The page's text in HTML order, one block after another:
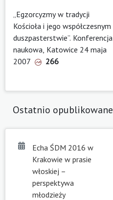
„Egzorcyzmy w tradycji
Kościoła i jego współczesnym
duszpasterstwie”. Konferencja
naukowa, Katowice 24 maja
2007
266
Ostatnio opublikowane
Echa ŚDM 2016 w
Krakowie w prasie
włoskiej –
perspektywa
młodzieży